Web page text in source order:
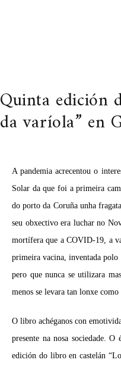
Quinta edición
da varíola” en
A pandemia acrecentou o
Solar da que foi a primeira
do porto da Coruña unha
seu obxectivo era luchar no
mortífera que a COVID-19, a
primeira vacina, inventada polo
pero que nunca se utilizara
menos se levara tan lonxe
O libro achéganos con
presente na nosa sociedade.
edición do libro en castelán